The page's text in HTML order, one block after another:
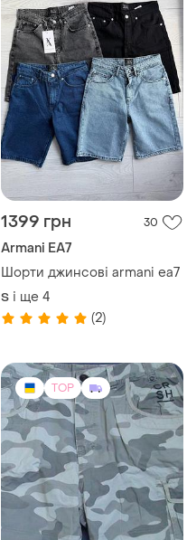
400 грн 3
450 грн -12%
Шорты мужские crsh новые
xl
XL і ще